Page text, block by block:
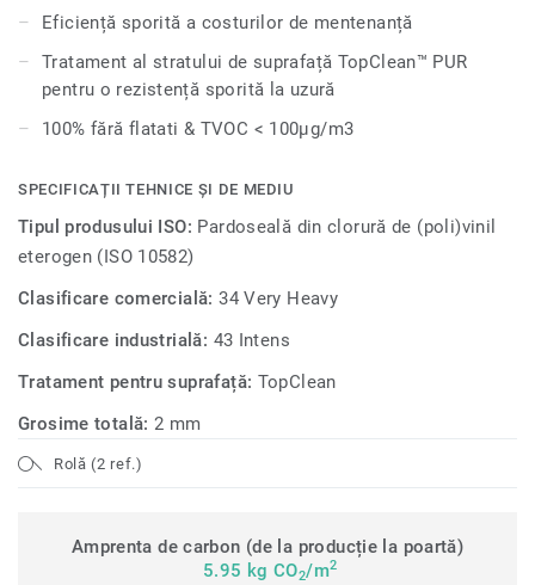
pentru suprafețe Top Clean XP, pentru o durabilitate extinsă
Eficiență sporită a costurilor de mentenanță
Tratament al stratului de suprafață TopClean™ PUR
pentru o rezistență sporită la uzură
100% fără flatati & TVOC < 100µg/m3
SPECIFICAȚII TEHNICE ȘI DE MEDIU
Tipul produsului ISO: Pardoseală din clorură de (poli)vinil
eterogen (ISO 10582)
Clasificare comercială:34 Very Heavy
Clasificare industrială: 43 Intens
Tratament pentru suprafață: TopClean
Grosime totală:2 mm
Rolă (2 ref.)
Amprenta de carbon (de la producție la poartă)
5.95 kg CO2/m2